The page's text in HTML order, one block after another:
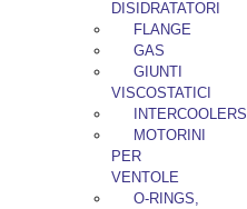
DISIDRATATORI
FLANGE
GAS
GIUNTI
VISCOSTATICI
INTERCOOLERS
MOTORINI
PER
VENTOLE
O-RINGS,